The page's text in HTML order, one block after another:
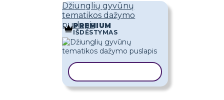
Džiunglių gyvūnų
tematikos dažymo
puslapis
PREMIUM
IŠDĖSTYMAS